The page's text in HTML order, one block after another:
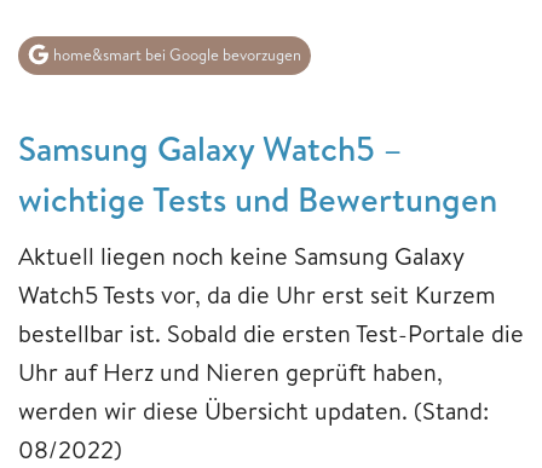
home&smart bei Google bevorzugen
Samsung Galaxy Watch5 –
wichtige Tests und Bewertungen
Aktuell liegen noch keine Samsung Galaxy
Watch5 Tests vor, da die Uhr erst seit Kurzem
bestellbar ist. Sobald die ersten Test-Portale die
Uhr auf Herz und Nieren geprüft haben,
werden wir diese Übersicht updaten. (Stand:
08/2022)